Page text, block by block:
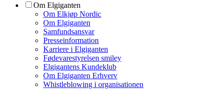
Om Elgiganten
Om Elkjøp Nordic
Om Elgiganten
Samfundsansvar
Presseinformation
Karriere i Elgiganten
Fødevarestyrelsen smiley
Elgigantens Kundeklub
Om Elgiganten Erhverv
Whistleblowing i organisationen